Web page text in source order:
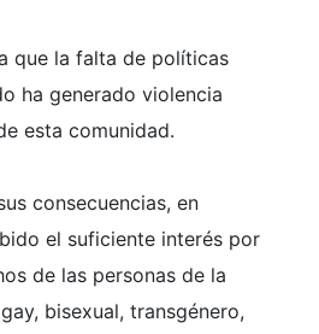
que la falta de políticas
ha generado violencia
esta comunidad.
consecuencias, en
el suficiente interés por
de las personas de la
bisexual, transgénero,